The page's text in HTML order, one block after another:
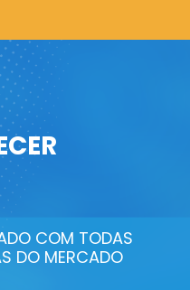
COM TODAS
DO MERCADO